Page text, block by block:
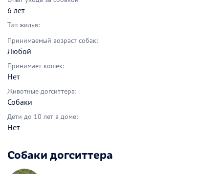
6 лет
Тип жилья:
Принимаемый возраст собак:
Любой
Принимает кошек:
Нет
Животные догситтера:
Собаки
Дети до 10 лет в доме:
Нет
Собаки догситтера